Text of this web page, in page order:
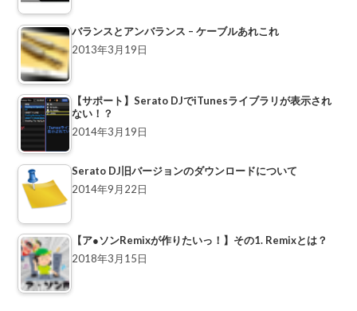
バランスとアンバランス – ケーブルあれこれ
2013年3月19日
【サポート】Serato DJでiTunesライブラリが表示され
ない！？
2014年3月19日
Serato DJ旧バージョンのダウンロードについて
2014年9月22日
【ア●ソンRemixが作りたいっ！】その1. Remixとは？
2018年3月15日